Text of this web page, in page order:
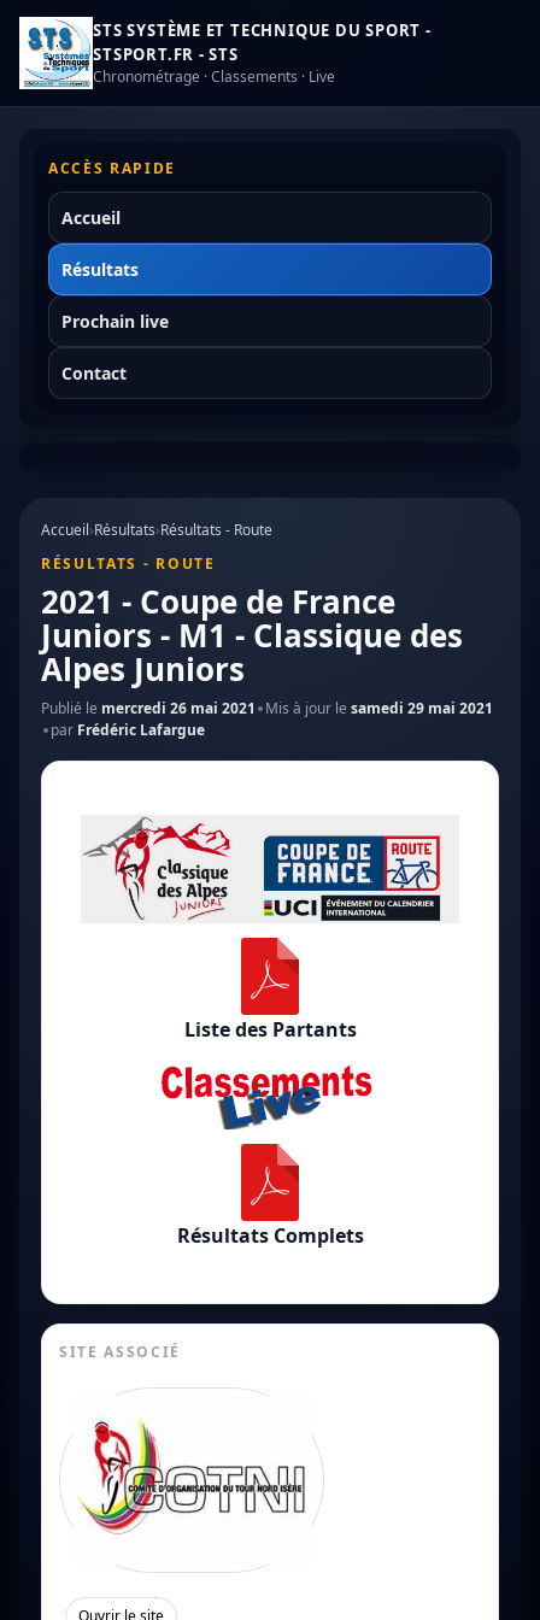
STS SYSTÈME ET TECHNIQUE DU SPORT -
STSPORT.FR - STS
Chronométrage · Classements · Live
ACCÈS RAPIDE
Accueil
Résultats
Prochain live
Contact
Accueil›Résultats›Résultats - Route
RÉSULTATS - ROUTE
2021 - Coupe de France
Juniors - M1 - Classique des
Alpes Juniors
Publié le mercredi 26 mai 2021 Mis à jour le samedi 29 mai 2021
par Frédéric Lafargue
Liste des Partants
Résultats Complets
SITE ASSOCIÉ
Ouvrir le site